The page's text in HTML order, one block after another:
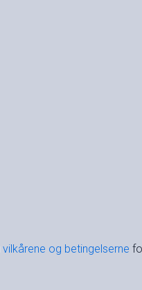
vilkårene og betingelserne